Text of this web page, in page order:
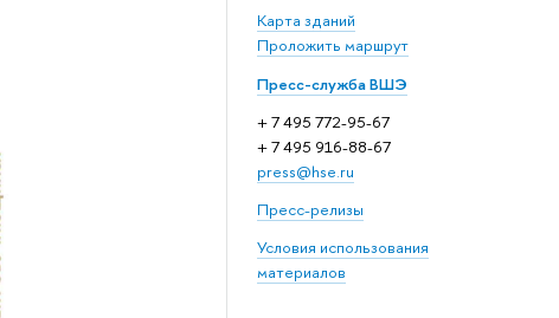
Карта зданий
Проложить маршрут
Пресс-служба ВШЭ
+ 7 495 772-95-67
+ 7 495 916-88-67
press@hse.ru
Пресс-релизы
Условия использования
материалов